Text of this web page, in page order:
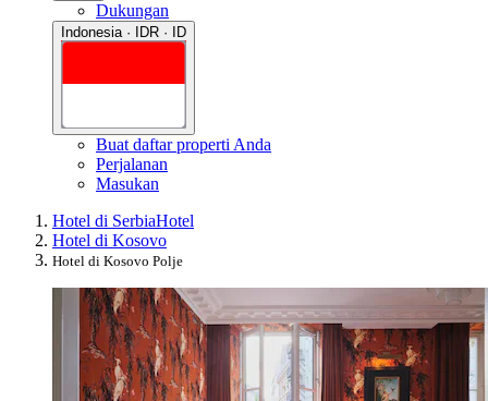
Dukungan
Indonesia · IDR · ID
Buat daftar properti Anda
Perjalanan
Masukan
Hotel di SerbiaHotel
Hotel di Kosovo
Hotel di Kosovo Polje